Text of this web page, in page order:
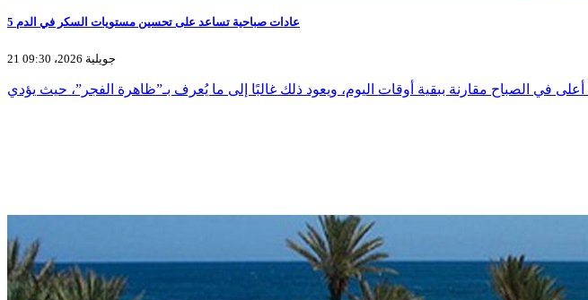
5 عادات صباحية تساعد على تحسين مستويات السكر في الدم
21 جويلية 2026، 09:30